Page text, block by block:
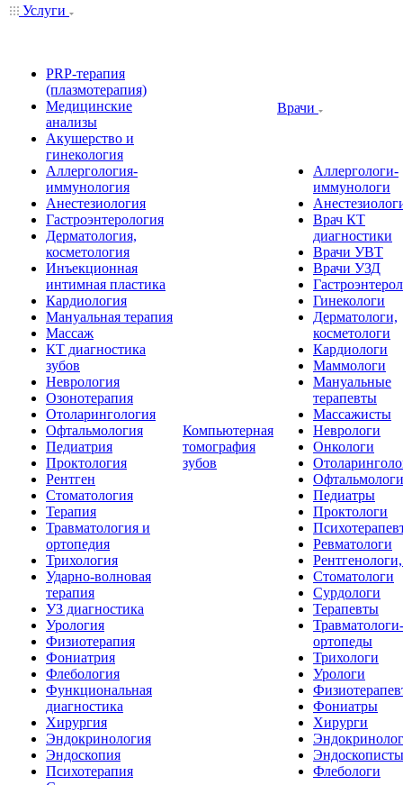
Услуги
PRP-терапия
(плазмотерапия)
Медицинские
анализы
Акушерство и
гинекология
Аллергология-
иммунология
Анестезиология
Гастроэнтерология
Дерматология,
косметология
Инъекционная
интимная пластика
Кардиология
Мануальная терапия
Массаж
КТ диагностика
зубов
Неврология
Озонотерапия
Отоларингология
Офтальмология
Педиатрия
Проктология
Рентген
Стоматология
Терапия
Травматология и
ортопедия
Трихология
Ударно-волновая
терапия
УЗ диагностика
Урология
Физиотерапия
Фониатрия
Флебология
Функциональная
диагностика
Хирургия
Эндокринология
Эндоскопия
Психотерапия
Компьютерная
томография
зубов
Врачи
Аллергологи-
иммунологи
Врач КТ
диагностики
Врачи УВТ
Врачи УЗД
Гинекологи
Дерматологи,
косметологи
Кардиологи
Маммологи
Мануальные
терапевты
Массажисты
Неврологи
Онкологи
Офтальмологи
Педиатры
Проктологи
Ревматологи
Стоматологи
Сурдологи
Терапевты
Травматологи-
ортопеды
Трихологи
Урологи
Фониатры
Хирурги
Эндоскописты
Флебологи